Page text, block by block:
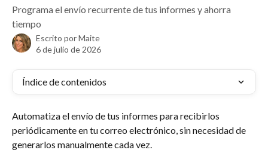
Programa el envío recurrente de tus informes y ahorra
tiempo
Escrito porMaite
6 de julio de 2026
Índice de contenidos
Automatiza el envío de tus informes para recibirlos
periódicamente en tu correo electrónico, sin necesidad de
generarlos manualmente cada vez.